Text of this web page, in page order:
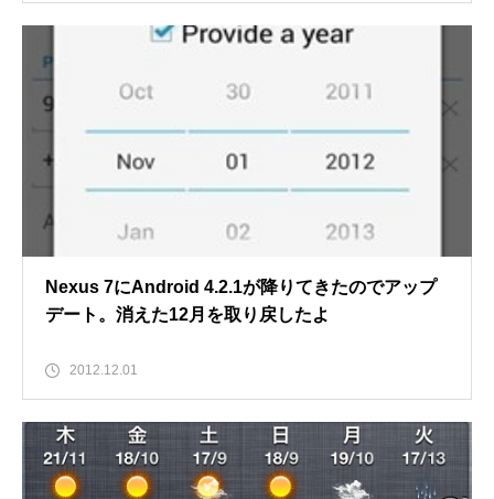
Nexus 7にAndroid 4.2.1が降りてきたのでアップ
デート。消えた12月を取り戻したよ
2012.12.01